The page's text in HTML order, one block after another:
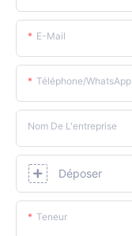
E-Mail
Téléphone/WhatsApp
Nom De L'entreprise
Déposer
Teneur